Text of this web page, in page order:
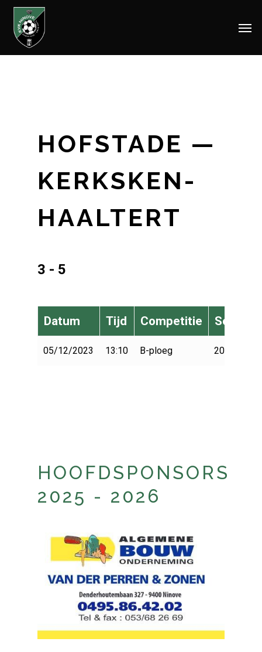
Skip
HOFSTADE —
KERKSKEN-
HAALTERT
3 - 5
Datum Tijd Competitie Seizoen
05/12/2023 13:10 B-ploeg 2023-2024
HOOFDSPONSORS
2025 - 2026